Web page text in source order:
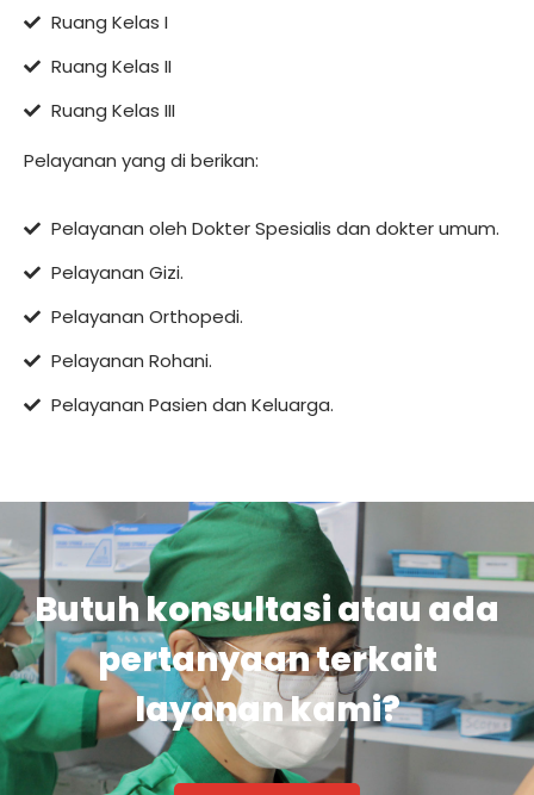
Ruang Kelas I
Ruang Kelas II
Ruang Kelas III
Pelayanan yang di berikan:
Pelayanan oleh Dokter Spesialis dan dokter umum.
Pelayanan Gizi.
Pelayanan Orthopedi.
Pelayanan Rohani.
Pelayanan Pasien dan Keluarga.
Butuh konsultasi atau ada
pertanyaan terkait
layanan kami?